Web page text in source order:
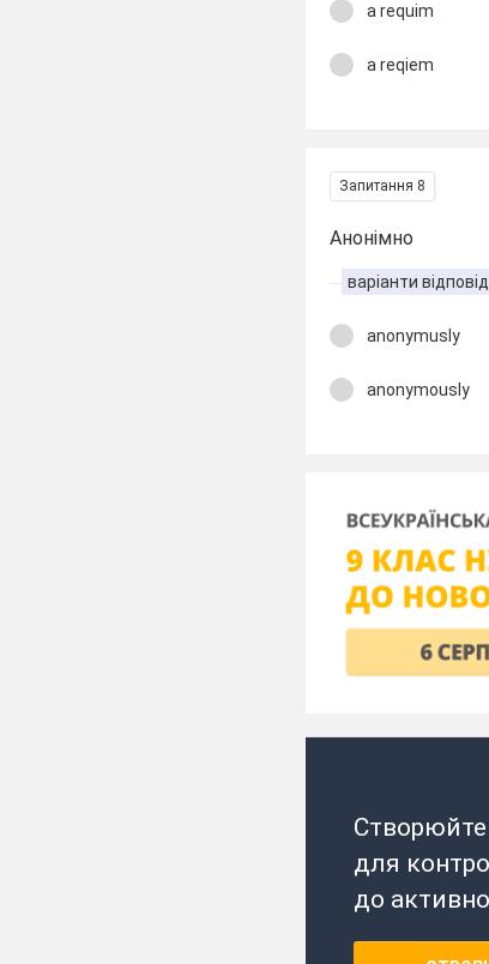
a requim
a reqiem
Запитання 8
Анонімно
варіанти
anonymusly
anonymously
для
до